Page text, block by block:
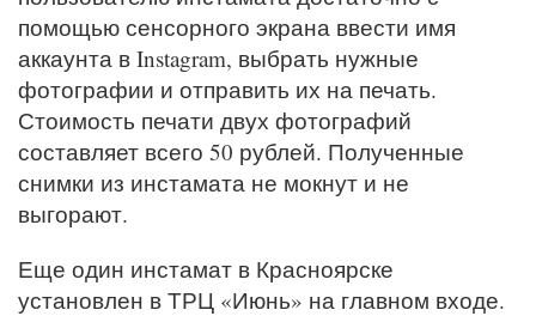
помощью сенсорного экрана ввести имя
аккаунта в Instagram, выбрать нужные
фотографии и отправить их на печать.
Стоимость печати двух фотографий
составляет всего 50 рублей. Полученные
снимки из инстамата не мокнут и не
выгорают.
Еще один инстамат в Красноярске
установлен в ТРЦ «Июнь» на главном входе.